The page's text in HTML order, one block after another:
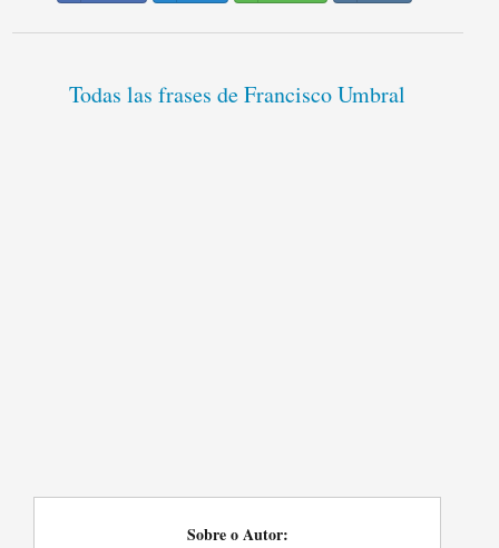
Todas las frases de Francisco Umbral
Sobre o Autor: